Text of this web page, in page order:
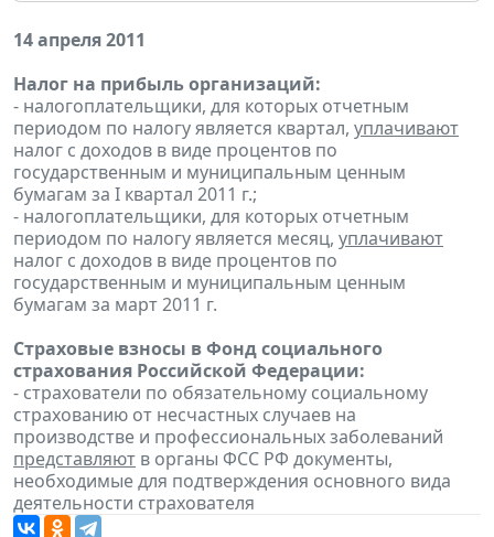
14 апреля 2011
Налог на прибыль организаций:
- налогоплательщики, для которых отчетным
периодом по налогу является квартал, уплачивают
налог с доходов в виде процентов по
государственным и муниципальным ценным
бумагам за I квартал 2011 г.;
- налогоплательщики, для которых отчетным
периодом по налогу является месяц, уплачивают
налог с доходов в виде процентов по
государственным и муниципальным ценным
бумагам за март 2011 г.
Страховые взносы в Фонд социального
страхования Российской Федерации:
- страхователи по обязательному социальному
страхованию от несчастных случаев на
производстве и профессиональных заболеваний
представляют в органы ФСС РФ документы,
необходимые для подтверждения основного вида
деятельности страхователя